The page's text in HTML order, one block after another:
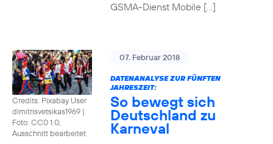
GSMA-Dienst Mobile […]
Credits: Pixabay User
dimitrisvetsikas1969 |
Foto: CC0 1.0,
Ausschnitt bearbeitet
07. Februar 2018
DATENANALYSE ZUR FÜNFTEN
JAHRESZEIT:
So bewegt sich
Deutschland zu
Karneval